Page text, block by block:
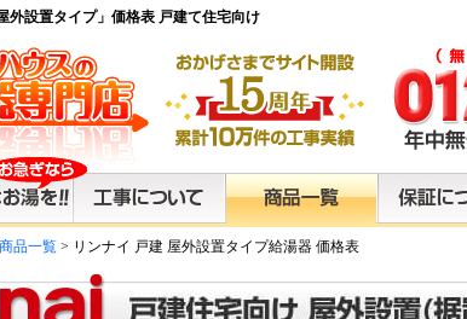
外設置タイプ」価格表 戸建て住宅向け
品一覧 > リンナイ 戸建 屋外設置タイプ給湯器 価格表